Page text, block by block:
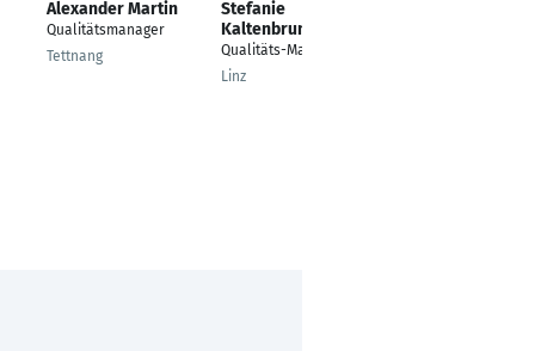
Alexander Martin
Qualitätsmanager
Tettnang
Stefanie
Kaltenbrunner
Qualitäts-Managerin
Linz